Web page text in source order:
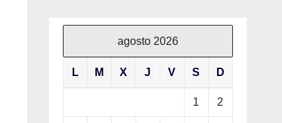
agosto 2026
L M X J V S D
1 2